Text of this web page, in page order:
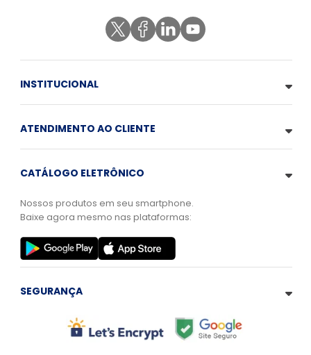
INSTITUCIONAL
ATENDIMENTO AO CLIENTE
CATÁLOGO ELETRÔNICO
Nossos produtos em seu smartphone.
Baixe agora mesmo nas plataformas:
SEGURANÇA